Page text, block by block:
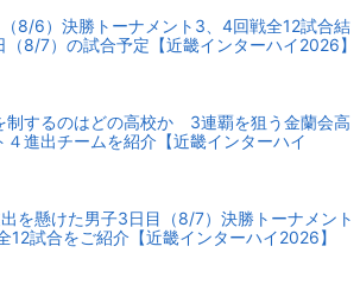
8/6）決勝トーナメント3、4回戦全12試合結
（8/7）の試合予定【近畿インターハイ2026】
制するのはどの高校か 3連覇を狙う金蘭会高
４進出チームを紹介【近畿インターハイ
を懸けた男子3日目（8/7）決勝トーナメント
12試合をご紹介【近畿インターハイ2026】